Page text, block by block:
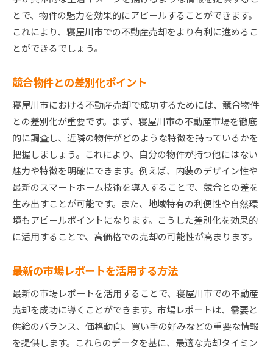
とで、物件の魅力を効果的にアピールすることができます。
これにより、寝屋川市での不動産売却をより有利に進めるこ
とができるでしょう。
競合物件との差別化ポイント
寝屋川市における不動産売却で成功するためには、競合物件
との差別化が重要です。まず、寝屋川市の不動産市場を徹底
的に調査し、近隣の物件がどのような特徴を持っているかを
把握しましょう。これにより、自分の物件が持つ他にはない
魅力や特徴を明確にできます。例えば、内装のデザイン性や
最新のスマートホーム技術を導入することで、競合との差を
生み出すことが可能です。また、地域特有の利便性や自然環
境もアピールポイントになります。こうした差別化を効果的
に活用することで、高価格での売却の可能性が高まります。
最新の市場レポートを活用する方法
最新の市場レポートを活用することで、寝屋川市での不動産
売却を成功に導くことができます。市場レポートは、需要と
供給のバランス、価格動向、買い手の好みなどの重要な情報
を提供します。これらのデータを基に、最適な売却タイミン